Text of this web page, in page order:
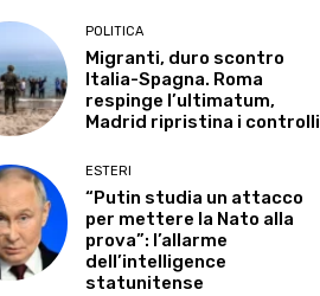
POLITICA
Migranti, duro scontro
Italia-Spagna. Roma
respinge l’ultimatum,
Madrid ripristina i controlli
ESTERI
“Putin studia un attacco
per mettere la Nato alla
prova”: l’allarme
dell’intelligence
statunitense